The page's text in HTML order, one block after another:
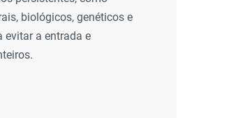
biológicos, genéticos e
evitar a entrada e